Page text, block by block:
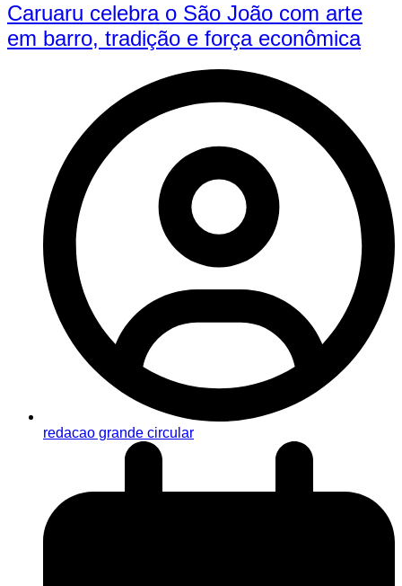
Caruaru celebra o São João com arte
em barro, tradição e força econômica
redacao grande circular